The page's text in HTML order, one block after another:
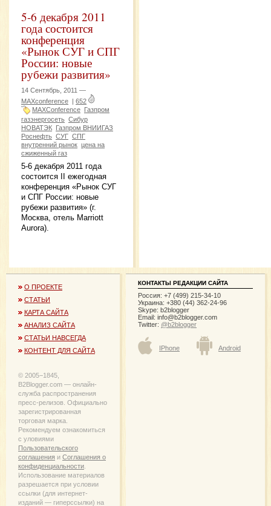
5-6 декабря 2011
года состоится
конференция
«Рынок СУГ и СПГ
России: новые
рубежи развития»
14 Сентябрь, 2011 —
MAXconference | 652
MAXConference Газпром
газэнергосеть Сибур
НОВАТЭК Газпром ВНИИГАЗ
Роснефть СУГ СПГ
внутренний рынок цена на
сжиженный газ
5-6 декабря 2011 года
состоится II ежегодная
конференция «Рынок СУГ
и СПГ России: новые
рубежи развития» (г.
Москва, отель Marriott
Aurora).
О ПРОЕКТЕ
СТАТЬИ
КАРТА САЙТА
АНАЛИЗ САЙТА
СТАТЬИ НАВСЕГДА
КОНТЕНТ ДЛЯ САЙТА
© 2005−1845,
B2Blogger.com — онлайн-
служба распространения
пресс-релизов. Официально
зарегистрированная
торговая марка.
Рекомендуем ознакомиться
с уловиями
Пользовательского
соглашения и Соглашения о
конфиденциальности
Использование материалов
разрешается при условии
ссылки (для интернет-
изданий — гиперссылки) на
КОНТАКТЫ РЕДАКЦИИ САЙТА
Россия: +7 (499) 215-34-10
Украина: +380 (44) 362-24-96
Skype: b2blogger
Email: info@b2blogger.com
Twitter: @b2blogger
IPhone Android